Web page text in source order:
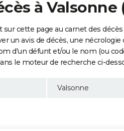
à Valsonne
cette page au carnet des
un avis de décès, une nécrologie
d'un défunt et/ou le nom (ou
le moteur de recherche ci-